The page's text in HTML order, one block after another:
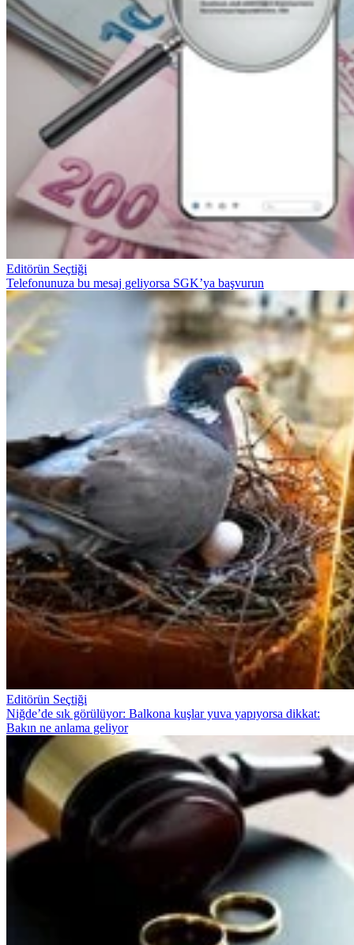
Editörün Seçtiği
Telefonunuza bu mesaj geliyorsa SGK’ya başvurun
Editörün Seçtiği
Niğde’de sık görülüyor: Balkona kuşlar yuva yapıyorsa dikkat:
Bakın ne anlama geliyor